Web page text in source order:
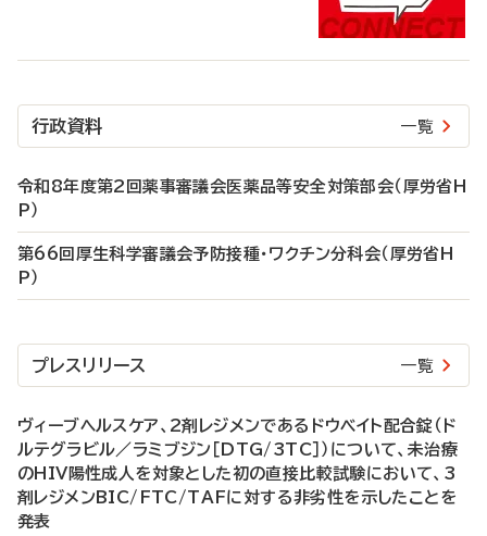
行政資料 一覧
令和8年度第2回薬事審議会医薬品等安全対策部会（厚労省H
P）
第66回厚生科学審議会予防接種・ワクチン分科会（厚労省H
P）
プレスリリース 一覧
ヴィーブヘルスケア、2剤レジメンであるドウベイト配合錠（ド
ルテグラビル／ラミブジン［DTG/3TC］）について、未治療
のHIV陽性成人を対象とした初の直接比較試験において、3
剤レジメンBIC/FTC/TAFに対する非劣性を示したことを
発表